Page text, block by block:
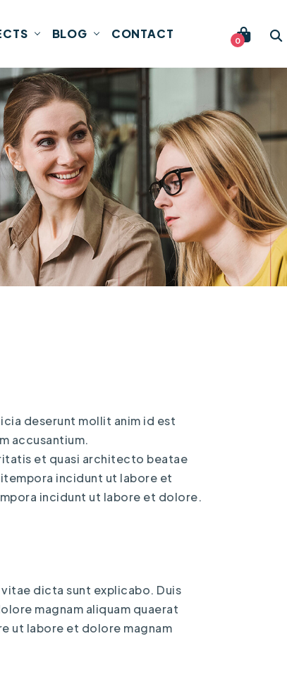
BLOG CONTACT 0
deserunt mollit anim id est
accusantium.
et quasi architecto beatae
incidunt ut labore et
incidunt ut labore et dolore.
dicta sunt explicabo. Duis
magnam aliquam quaerat
ut labore et dolore magnam